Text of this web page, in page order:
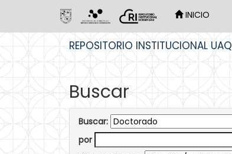
INICIO
REPOSITORIO INSTITUCIONAL UAQ
Buscar
Buscar:
por